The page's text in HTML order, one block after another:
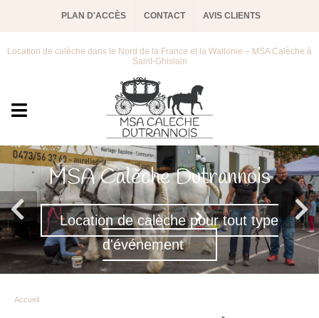
PLAN D'ACCÈS CONTACT AVIS CLIENTS
Location de calèche dans le Nord de la France et la Wallonie – MSA Calèche à
Saint-Ghislain
MSA Calèche Dutrannois
Location de calèche pour tout type
d'événement
Accueil